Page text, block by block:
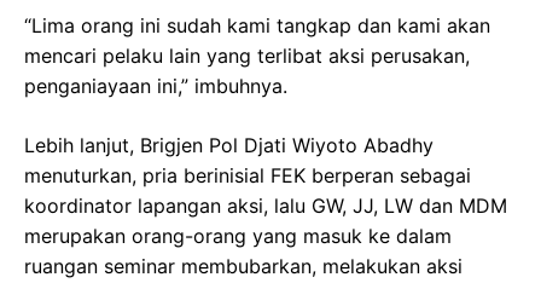
“Lima orang ini sudah kami tangkap dan kami akan
mencari pelaku lain yang terlibat aksi perusakan,
penganiayaan ini,” imbuhnya.
Lebih lanjut, Brigjen Pol Djati Wiyoto Abadhy
menuturkan, pria berinisial FEK berperan sebagai
koordinator lapangan aksi, lalu GW, JJ, LW dan MDM
merupakan orang-orang yang masuk ke dalam
ruangan seminar membubarkan, melakukan aksi